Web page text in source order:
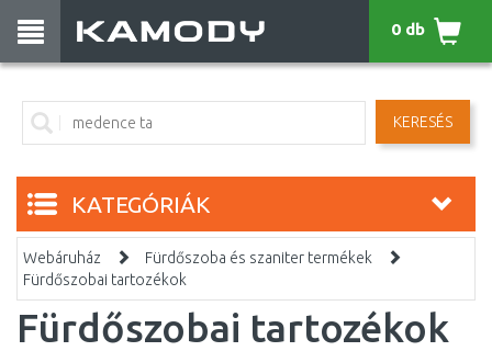
KERESÉS
0 db
KATEGÓRIÁK
Webáruház
Fürdőszoba és szaniter termékek
Fürdőszobai tartozékok
Fürdőszobai tartozékok